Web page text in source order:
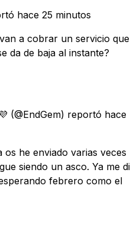
hace 25 minutos
a cobrar un servicio que
da de baja al instante?
(@EndGem) reportó hace
os he enviado varias veces
siendo un asco. Ya me di
febrero como el